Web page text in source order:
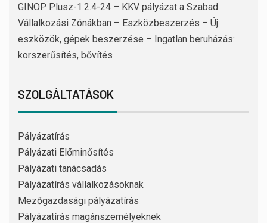
GINOP Plusz-1.2.4-24 – KKV pályázat a Szabad
Vállalkozási Zónákban – Eszközbeszerzés – Új
eszközök, gépek beszerzése – Ingatlan beruházás:
korszerűsítés, bővítés
SZOLGÁLTATÁSOK
Pályázatírás
Pályázati Előminősítés
Pályázati tanácsadás
Pályázatírás vállalkozásoknak
Mezőgazdasági pályázatírás
Pályázatírás magánszemélyeknek